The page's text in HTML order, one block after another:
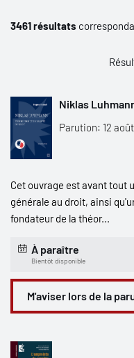
3461 résultats
Niklas
Parution: 12
Cet ouvrage est avant tout
générale au droit, ainsi
fondateur de la théor...
À paraître
Bientôt disponible
M'aviser lors de la